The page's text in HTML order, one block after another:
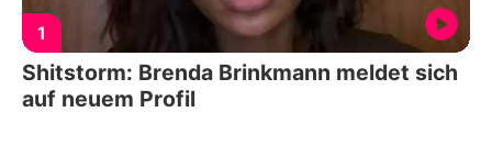
1
Shitstorm: Brenda Brinkmann meldet sich
auf neuem Profil